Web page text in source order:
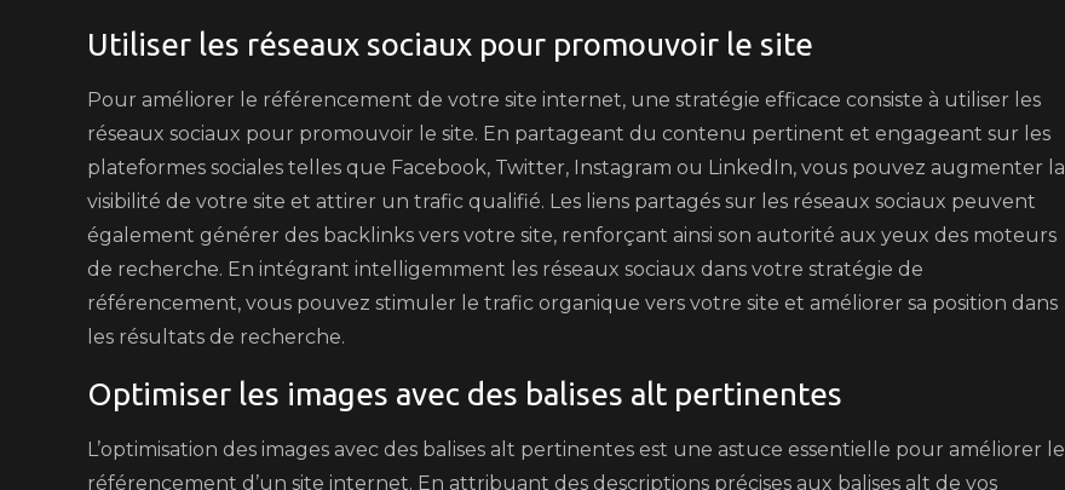
Utiliser les réseaux sociaux pour promouvoir le site
Pour améliorer le référencement de votre site internet, une stratégie efficace consiste à utiliser les
réseaux sociaux pour promouvoir le site. En partageant du contenu pertinent et engageant sur les
plateformes sociales telles que Facebook, Twitter, Instagram ou LinkedIn, vous pouvez augmenter la
visibilité de votre site et attirer un trafic qualifié. Les liens partagés sur les réseaux sociaux peuvent
également générer des backlinks vers votre site, renforçant ainsi son autorité aux yeux des moteurs
de recherche. En intégrant intelligemment les réseaux sociaux dans votre stratégie de
référencement, vous pouvez stimuler le trafic organique vers votre site et améliorer sa position dans
les résultats de recherche.
Optimiser les images avec des balises alt pertinentes
L’optimisation des images avec des balises alt pertinentes est une astuce essentielle pour améliorer le
référencement d’un site internet. En attribuant des descriptions précises aux balises alt de vos